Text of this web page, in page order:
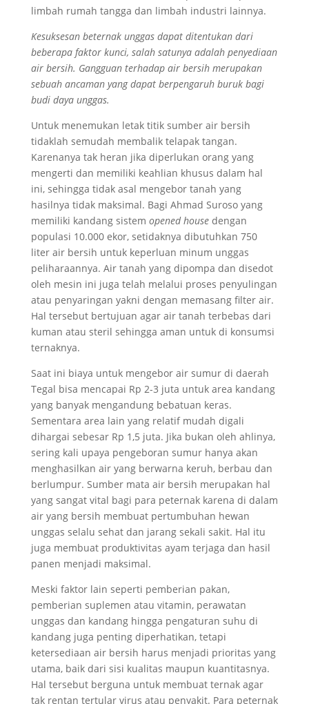
limbah rumah tangga dan limbah industri lainnya.
Kesuksesan beternak unggas dapat ditentukan dari
beberapa faktor kunci, salah satunya adalah penyediaan
air bersih. Gangguan terhadap air bersih merupakan
sebuah ancaman yang dapat berpengaruh buruk bagi
budi daya unggas.
Untuk menemukan letak titik sumber air bersih
tidaklah semudah membalik telapak tangan.
Karenanya tak heran jika diperlukan orang yang
mengerti dan memiliki keahlian khusus dalam hal
ini, sehingga tidak asal mengebor tanah yang
hasilnya tidak maksimal. Bagi Ahmad Suroso yang
memiliki kandang sistem opened house dengan
populasi 10.000 ekor, setidaknya dibutuhkan 750
liter air bersih untuk keperluan minum unggas
peliharaannya. Air tanah yang dipompa dan disedot
oleh mesin ini juga telah melalui proses penyulingan
atau penyaringan yakni dengan memasang filter air.
Hal tersebut bertujuan agar air tanah terbebas dari
kuman atau steril sehingga aman untuk di konsumsi
ternaknya.
Saat ini biaya untuk mengebor air sumur di daerah
Tegal bisa mencapai Rp 2-3 juta untuk area kandang
yang banyak mengandung bebatuan keras.
Sementara area lain yang relatif mudah digali
dihargai sebesar Rp 1,5 juta. Jika bukan oleh ahlinya,
sering kali upaya pengeboran sumur hanya akan
menghasilkan air yang berwarna keruh, berbau dan
berlumpur. Sumber mata air bersih merupakan hal
yang sangat vital bagi para peternak karena di dalam
air yang bersih membuat pertumbuhan hewan
unggas selalu sehat dan jarang sekali sakit. Hal itu
juga membuat produktivitas ayam terjaga dan hasil
panen menjadi maksimal.
Meski faktor lain seperti pemberian pakan,
pemberian suplemen atau vitamin, perawatan
unggas dan kandang hingga pengaturan suhu di
kandang juga penting diperhatikan, tetapi
ketersediaan air bersih harus menjadi prioritas yang
utama, baik dari sisi kualitas maupun kuantitasnya.
Hal tersebut berguna untuk membuat ternak agar
tak rentan tertular virus atau penyakit. Para peternak